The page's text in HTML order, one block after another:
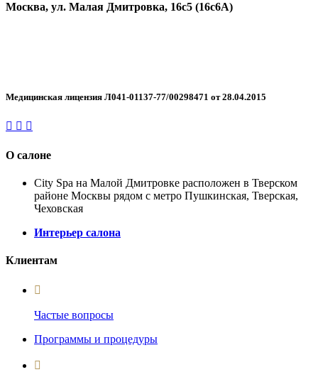
Москва, ул. Малая Дмитровка, 16с5 (16с6А)
Медицинская лицензия Л041-01137-77/00298471 от 28.04.2015
О салоне
City Spa на Малой Дмитровке расположен в Тверском
районе Москвы рядом с метро Пушкинская, Тверская,
Чеховская
Интерьер салона
Клиентам
Частые вопросы
Программы и процедуры